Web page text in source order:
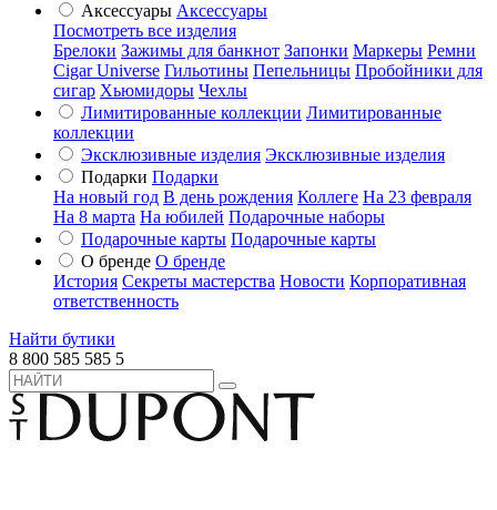
Аксессуары Аксессуары
Посмотреть все изделия
Брелоки Зажимы для банкнот Запонки Маркеры Ремни
Cigar Universe Гильотины Пепельницы Пробойники для
сигар Хьюмидоры Чехлы
Лимитированные коллекции Лимитированные
коллекции
Эксклюзивные изделия Эксклюзивные изделия
Подарки Подарки
На новый год В день рождения Коллеге На 23 февраля
На 8 марта На юбилей Подарочные наборы
Подарочные карты Подарочные карты
О бренде О бренде
История Секреты мастерства Новости Корпоративная
ответственность
Найти бутики
8 800 585 585 5